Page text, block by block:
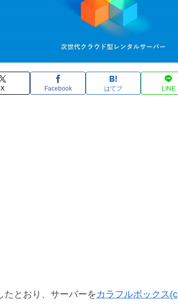
X Facebook はてブ LINE
とおり、サーバーを カラフルボックス